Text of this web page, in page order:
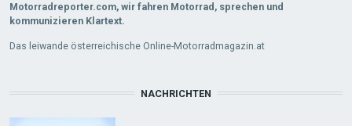
Motorradreporter.com, wir fahren Motorrad, sprechen und
kommunizieren Klartext.
Das leiwande österreichische Online-Motorradmagazin.at
NACHRICHTEN